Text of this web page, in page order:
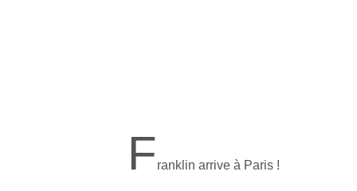
Franklin arrive à Paris !